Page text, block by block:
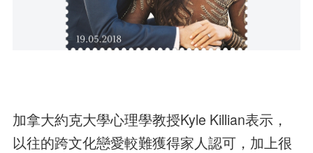
加拿大約克大學心理學教授Kyle Killian表示，
以往的跨文化戀愛較難獲得家人認可，加上很